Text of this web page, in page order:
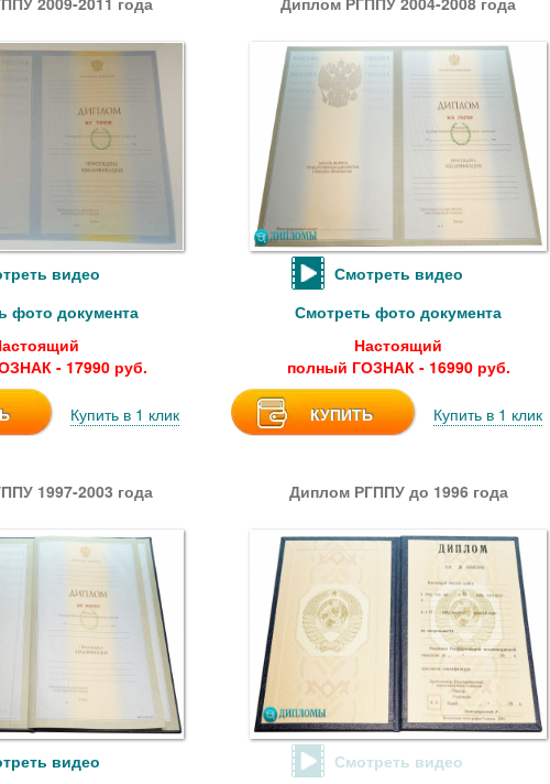
видео
фото документа
- 17990 руб.
Купить в 1 клик
Смотреть видео
Смотреть фото документа
Настоящий
полный ГОЗНАК - 16990 руб.
КУПИТЬ Купить в 1 клик
1997-2003 года
видео
Диплом РГППУ до 1996 года
Смотреть видео